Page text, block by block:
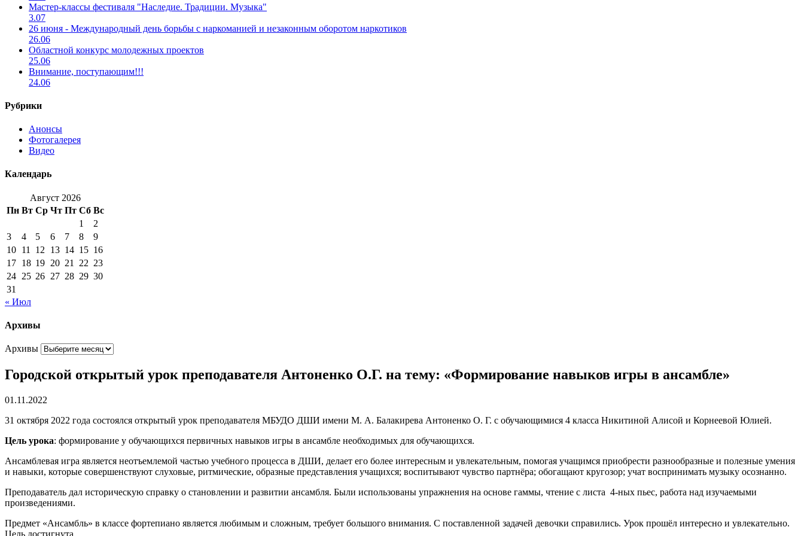
Мастер-классы фестиваля "Наследие. Традиции. Музыка"
3.07
26 июня - Международный день борьбы с наркоманией и незаконным оборотом наркотиков
26.06
Областной конкурс молодежных проектов
25.06
Внимание, поступающим!!!
24.06
Рубрики
Анонсы
Фотогалерея
Видео
Календарь
Август 2026
Пн Вт Ср Чт Пт Сб Вс
1
2
3
4 5 6 7 8
9
10 11 12 13 14 15 16
17 18 19 20 21 22 23
24 25 26 27 28 29 30
31
« Июл
Архивы
Архивы
Городской открытый урок преподавателя Антоненко О.Г. на тему: «Формирование навыков игры в ансамбле»
01.11.2022
31 октября 2022 года состоялся открытый урок преподавателя МБУДО ДШИ имени М. А. Балакирева Антоненко О. Г. с обучающимися 4 класса Никитиной Алисой и Корнеевой Юлией.
Цель урока: формирование у обучающихся первичных навыков игры в ансамбле необходимых для обучающихся.
Ансамблевая игра является неотъемлемой частью учебного процесса в ДШИ, делает его более интересным и увлекательным, помогая учащимся приобрести разнообразные и полезные умения
и навыки, которые совершенствуют слуховые, ритмические, образные представления учащихся; воспитывают чувство партнёра; обогащают кругозор; учат воспринимать музыку осознанно.
Преподаватель дал историческую справку о становлении и развитии ансамбля. Были использованы упражнения на основе гаммы, чтение с листа 4-ных пьес, работа над изучаемыми
произведениями.
Предмет «Ансамбль» в классе фортепиано является любимым и сложным, требует большого внимания. С поставленной задачей девочки справились. Урок прошёл интересно и увлекательно.
Цель достигнута.